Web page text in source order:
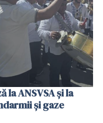
la ANSVSA și la
și gaze